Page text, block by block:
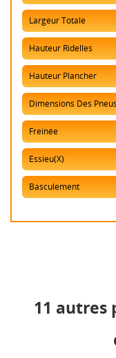
Largeur Totale
Hauteur Ridelles
Hauteur Plancher
Dimensions Des Pneus
Freinée
Essieu(x)
Basculement
11 autres